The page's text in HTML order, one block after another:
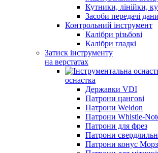
Кутники, лінійки,
Засоби передачі
Контрольний інструмент
Калібри різьбові
Калібри гладкі
Затиск інструменту
на верстатах
оснастка
Державки VDI
Патрони цангові
Патрони Weldon
Патрони Whistle-
Патрони для фрез
Патрони
Патрони конус